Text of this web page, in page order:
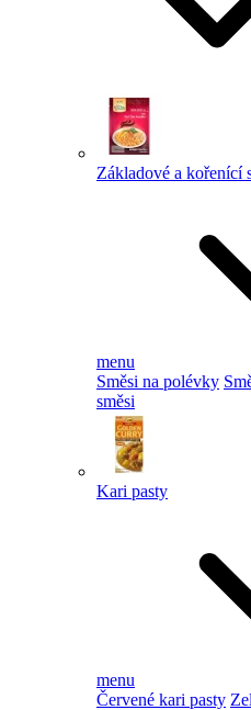
Základové a kořenící
menu
Směsi na polévky
směsi
Kari pasty
menu
Červené kari pasty